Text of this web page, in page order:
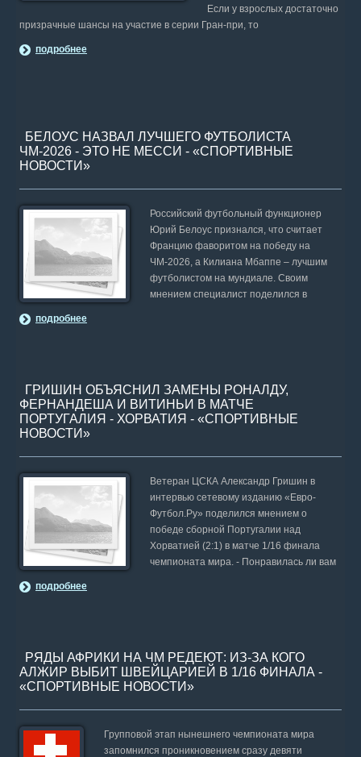
Если у взрослых достаточно
призрачные шансы на участие в серии Гран-при, то
подробнее
БЕЛОУС НАЗВАЛ ЛУЧШЕГО ФУТБОЛИСТА
ЧМ-2026 - ЭТО НЕ МЕССИ - «СПОРТИВНЫЕ
НОВОСТИ»
Российский футбольный функционер
Юрий Белоус признался, что считает
Францию фаворитом на победу на
ЧМ-2026, а Килиана Мбаппе – лучшим
футболистом на мундиале. Своим
мнением специалист поделился в
подробнее
ГРИШИН ОБЪЯСНИЛ ЗАМЕНЫ РОНАЛДУ,
ФЕРНАНДЕША И ВИТИНЬИ В МАТЧЕ
ПОРТУГАЛИЯ - ХОРВАТИЯ - «СПОРТИВНЫЕ
НОВОСТИ»
Ветеран ЦСКА Александр Гришин в
интервью сетевому изданию «Евро-
Футбол.Ру» поделился мнением о
победе сборной Португалии над
Хорватией (2:1) в матче 1/16 финала
чемпионата мира. - Понравилась ли вам
подробнее
РЯДЫ АФРИКИ НА ЧМ РЕДЕЮТ: ИЗ-ЗА КОГО
АЛЖИР ВЫБИТ ШВЕЙЦАРИЕЙ В 1/16 ФИНАЛА -
«СПОРТИВНЫЕ НОВОСТИ»
Групповой этап нынешнего чемпионата мира
запомнился проникновением сразу девяти